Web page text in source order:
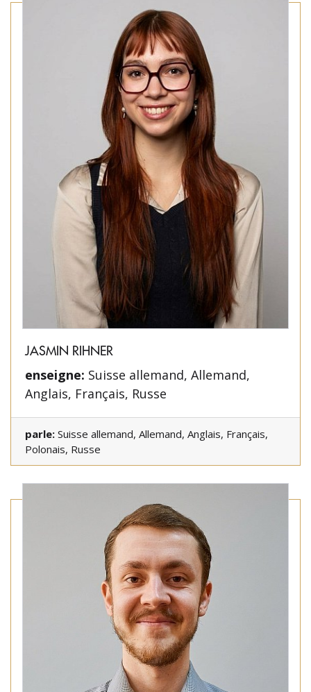
JASMIN RIHNER
enseigne: Suisse allemand, Allemand,
Anglais, Français, Russe
parle: Suisse allemand, Allemand, Anglais, Français,
Polonais, Russe